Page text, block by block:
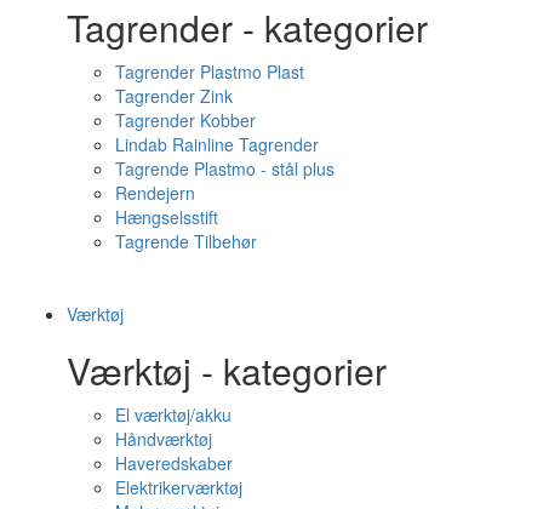
Tagrender - kategorier
Tagrender Plastmo Plast
Tagrender Zink
Tagrender Kobber
Lindab Rainline Tagrender
Tagrende Plastmo - stål plus
Rendejern
Hængselsstift
Tagrende Tilbehør
Værktøj
Værktøj - kategorier
El værktøj/akku
Håndværktøj
Haveredskaber
Elektrikerværktøj